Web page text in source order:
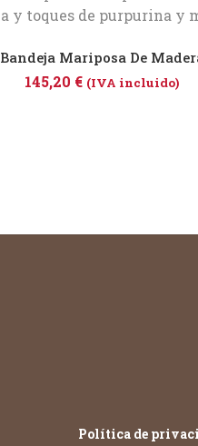
Bandeja Mariposa De
145,20 € (IVA incluido)
Política de